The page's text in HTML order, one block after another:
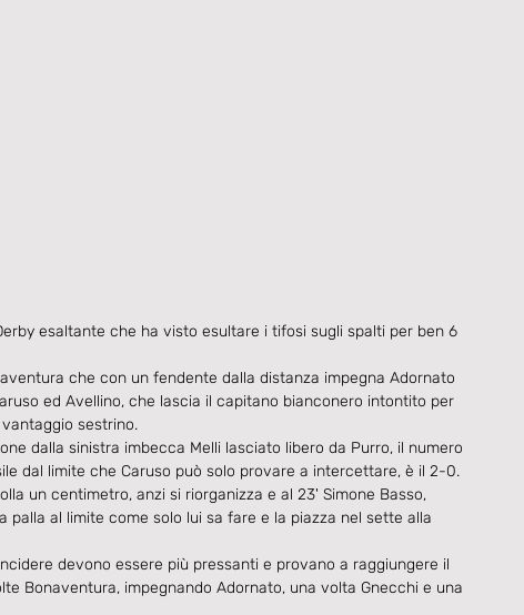
esaltante che ha visto esultare i tifosi sugli spalti per ben 6
che con un fendente dalla distanza impegna Adornato
ed Avellino, che lascia il capitano bianconero intontito per
sestrino.
dalla sinistra imbecca Melli lasciato libero da Purro, il numero
dal limite che Caruso può solo provare a intercettare, è il 2-0.
un centimetro, anzi si riorganizza e al 23' Simone Basso,
al limite come solo lui sa fare e la piazza nel sette alla
devono essere più pressanti e provano a raggiungere il
Bonaventura, impegnando Adornato, una volta Gnecchi e una